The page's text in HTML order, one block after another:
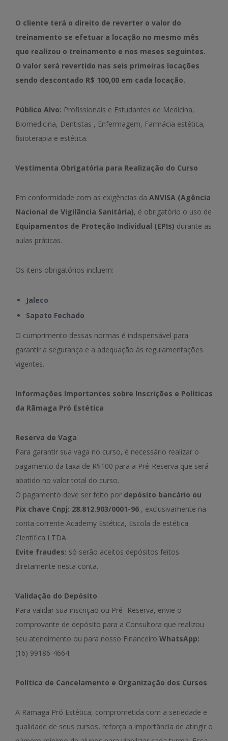
O cliente terá o direito de reverter o valor do
treinamento se efetuar a locação no mesmo mês
que realizou o treinamento e nos meses seguintes.
O valor será revertido nas seis primeiras locações
sendo descontado R$ 100,00 em cada locação.
Público Alvo: Profissionais e Estudantes de Medicina,
Biomedicina, Dentistas , Enfermagem, Farmácia estética,
fisioterapia e estética.
Vestimenta Obrigatória para Realização do Curso
Em conformidade com as exigências da ANVISA (Agência
Nacional de Vigilância Sanitária), é obrigatório o uso de
Equipamentos de Proteção Individual (EPIs) durante as
aulas práticas.
Os itens obrigatórios incluem:
Jaleco
Sapato Fechado
O cumprimento dessas normas é indispensável para
garantir a segurança e a adequação às regulamentações
vigentes.
Informações Importantes sobre Inscrições e Políticas
da Rãmaga Pró Estética
Reserva de Vaga
Para garantir sua vaga no curso, é necessário realizar o
pagamento da taxa de R$100 para a Pré-Reserva que será
abatido no valor total do curso.
O pagamento deve ser feito por depósito bancário ou
Pix chave Cnpj: 28.812.903/0001-96 , exclusivamente na
conta corrente Academy Estética, Escola de estética
Cientifica LTDA
Evite fraudes: só serão aceitos depósitos feitos
diretamente nesta conta.
Validação do Depósito
Para validar sua inscrição ou Pré- Reserva, envie o
comprovante de depósito para a Consultora que realizou
seu atendimento ou para nosso Financeiro WhatsApp:
(16) 99186-4664.
Política de Cancelamento e Organização dos Cursos
A Rãmaga Pró Estética, comprometida com a seriedade e
qualidade de seus cursos, reforça a importância de atingir o